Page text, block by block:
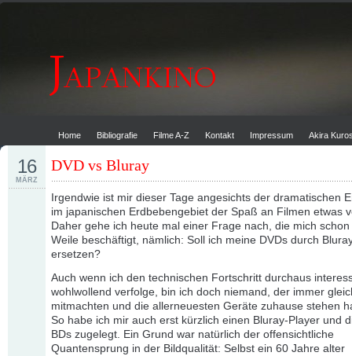
Home Bibliografie Filme A-Z Kontakt Impressum Akira
DVD vs Bluray
16
MÄRZ
Irgendwie ist mir dieser Tage angesichts der dramatischen
im japanischen Erdbebengebiet der Spaß an Filmen etwas
Daher gehe ich heute mal einer Frage nach, die mich
Weile beschäftigt, nämlich: Soll ich meine DVDs durch
ersetzen?
Auch wenn ich den technischen Fortschritt durchaus
wohlwollend verfolge, bin ich doch niemand, der immer
mitmachten und die allerneuesten Geräte zuhause stehen
So habe ich mir auch erst kürzlich einen Bluray-Player und
BDs zugelegt. Ein Grund war natürlich der offensichtliche
Quantensprung in der Bildqualität: Selbst ein 60 Jahre alter